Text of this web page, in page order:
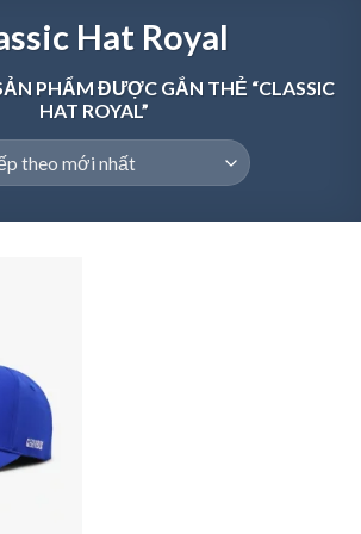
Hat Royal
PHẨM ĐƯỢC GẮN THẺ “CLASSIC
HAT ROYAL”